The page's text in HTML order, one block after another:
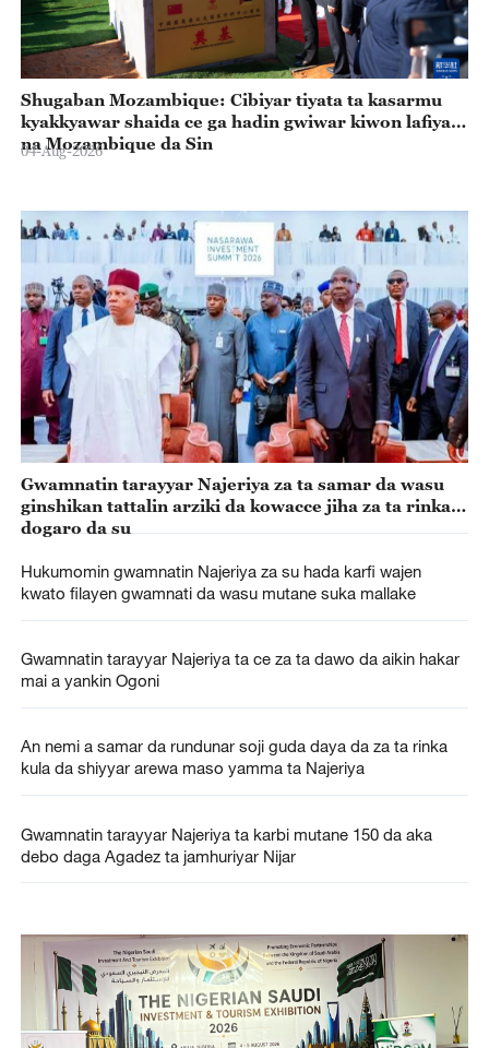
Shugaban Mozambique: Cibiyar tiyata ta kasarmu
kyakkyawar shaida ce ga hadin gwiwar kiwon lafiya
na Mozambique da Sin
04-Aug-2026
Gwamnatin tarayyar Najeriya za ta samar da wasu
ginshikan tattalin arziki da kowacce jiha za ta rinka
dogaro da su
Hukumomin gwamnatin Najeriya za su hada karfi wajen
kwato filayen gwamnati da wasu mutane suka mallake
Gwamnatin tarayyar Najeriya ta ce za ta dawo da aikin hakar
mai a yankin Ogoni
An nemi a samar da rundunar soji guda daya da za ta rinka
kula da shiyyar arewa maso yamma ta Najeriya
Gwamnatin tarayyar Najeriya ta karbi mutane 150 da aka
debo daga Agadez ta jamhuriyar Nijar